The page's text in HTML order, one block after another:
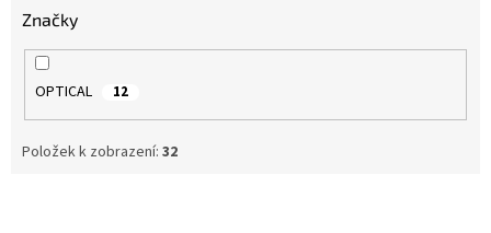
Značky
OPTICAL 12
Položek k zobrazení: 32